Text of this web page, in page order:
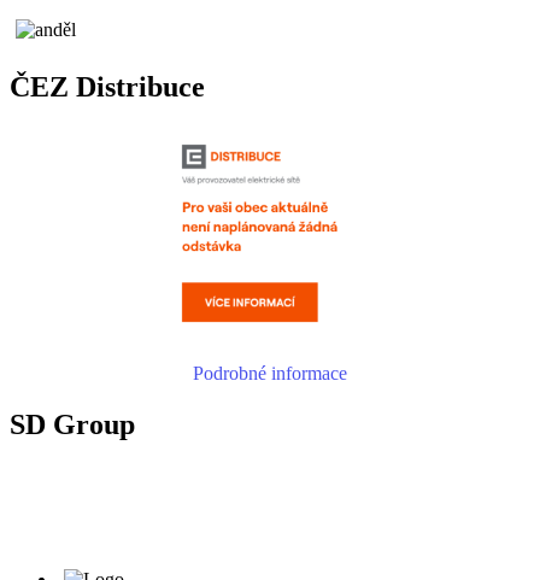
ČEZ Distribuce
Podrobné informace
SD Group